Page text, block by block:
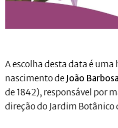
A escolha desta data é uma
nascimento deJoão
de 1842), responsável por
direção do Jardim Botânico